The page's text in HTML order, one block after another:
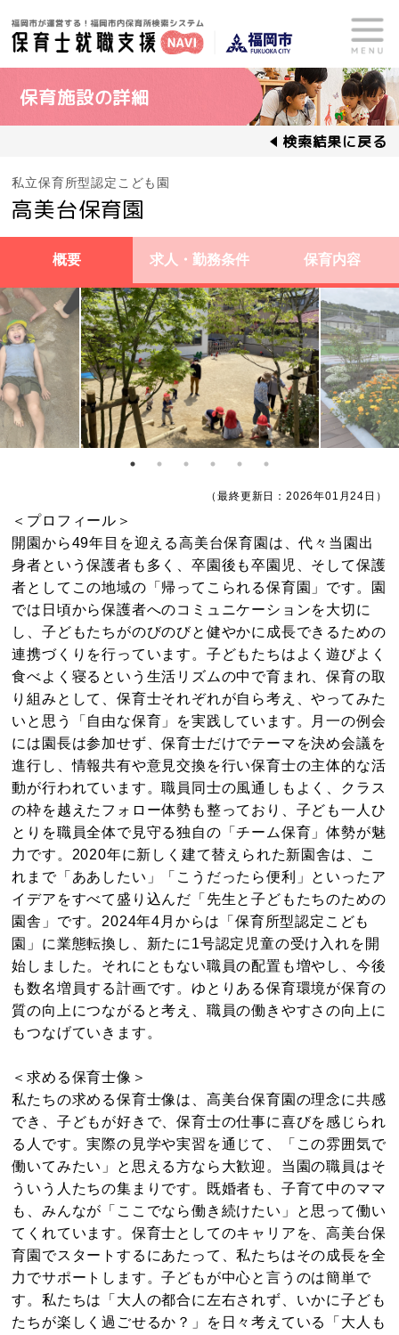
保育施設の詳細
検索結果に戻る
私立保育所型認定こども園
高美台保育園
概要 求人・勤務条件 保育内容
（最終更新日：2026年01月24日）
＜プロフィール＞
開園から49年目を迎える高美台保育園は、代々当園出
身者という保護者も多く、卒園後も卒園児、そして保護
者としてこの地域の「帰ってこられる保育園」です。園
では日頃から保護者へのコミュニケーションを大切に
し、子どもたちがのびのびと健やかに成長できるための
連携づくりを行っています。子どもたちはよく遊びよく
食べよく寝るという生活リズムの中で育まれ、保育の取
り組みとして、保育士それぞれが自ら考え、やってみた
いと思う「自由な保育」を実践しています。月一の例会
には園長は参加せず、保育士だけでテーマを決め会議を
進行し、情報共有や意見交換を行い保育士の主体的な活
動が行われています。職員同士の風通しもよく、クラス
の枠を越えたフォロー体勢も整っており、子ども一人ひ
とりを職員全体で見守る独自の「チーム保育」体勢が魅
力です。2020年に新しく建て替えられた新園舎は、こ
れまで「ああしたい」「こうだったら便利」といったア
イデアをすべて盛り込んだ「先生と子どもたちのための
園舎」です。2024年4月からは「保育所型認定こども
園」に業態転換し、新たに1号認定児童の受け入れを開
始しました。それにともない職員の配置も増やし、今後
も数名増員する計画です。ゆとりある保育環境が保育の
質の向上につながると考え、職員の働きやすさの向上に
もつなげていきます。
＜求める保育士像＞
私たちの求める保育士像は、高美台保育園の理念に共感
でき、子どもが好きで、保育士の仕事に喜びを感じられ
る人です。実際の見学や実習を通じて、「この雰囲気で
働いてみたい」と思える方なら大歓迎。当園の職員はそ
ういう人たちの集まりです。既婚者も、子育て中のママ
も、みんなが「ここでなら働き続けたい」と思って働い
てくれています。保育士としてのキャリアを、高美台保
育園でスタートするにあたって、私たちはその成長を全
力でサポートします。子どもが中心と言うのは簡単で
す。私たちは「大人の都合に左右されず、いかに子ども
たちが楽しく過ごせるか？」を日々考えている「大人も